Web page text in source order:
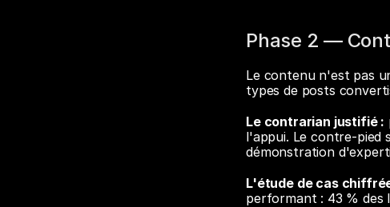
Phase 2 —
Le contenu n'est pas
types de posts
Le contrarian justifié :
l'appui. Le contre-pied
démonstration
L'étude de cas
performant : 43 % des